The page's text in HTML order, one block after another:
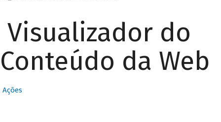
Visualizador do
Conteúdo da Web
Ações